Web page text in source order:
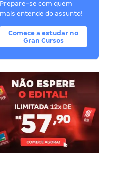
Prepare-se com quem
mais entende do assunto!
Comece a estudar no
Gran Cursos